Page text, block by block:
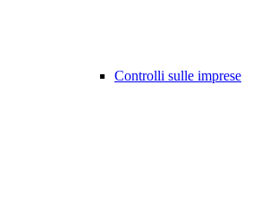
Controlli sulle imprese